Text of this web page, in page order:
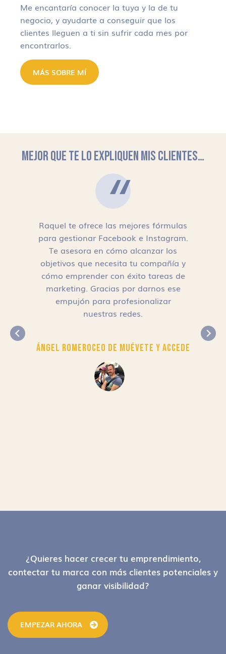
Me encantaría conocer la tuya y la de tu
negocio, y ayudarte a conseguir que los
clientes lleguen a ti sin sufrir cada mes por
encontrarlos.
MÁS SOBRE MÍ
MEJOR QUE TE LO EXPLIQUEN MIS CLIENTES…
Raquel te ofrece las mejores fórmulas
para gestionar Facebook e Instagram.
Te asesora en cómo alcanzar los
objetivos que necesita tu compañía y
cómo emprender con éxito tareas de
marketing. Gracias por darnos ese
empujón para profesionalizar
nuestras redes.
Ángel RomeroCEO de Muévete y Accede
Footer¿Quieres hacer crecer tu emprendimiento,
contectar tu marca con más clientes potenciales y
ganar visibilidad?
EMPEZAR AHORA